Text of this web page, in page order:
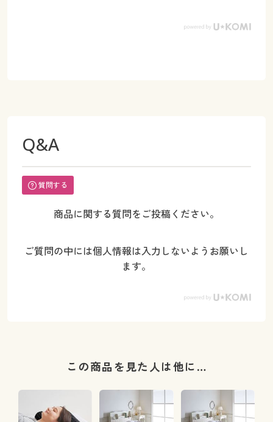
Q&A
質問する
商品に関する質問をご投稿ください。
ご質問の中には個人情報は入力しないようお願いし
ます。
この商品を見た人は他に…